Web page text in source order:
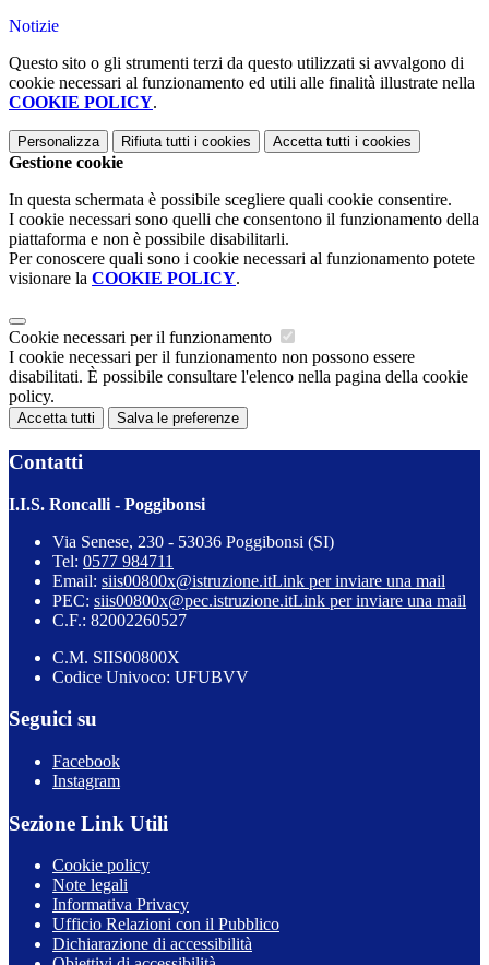
Notizie
Questo sito o gli strumenti terzi da questo utilizzati si avvalgono di
cookie necessari al funzionamento ed utili alle finalità illustrate nella
COOKIE POLICY.
Personalizza Rifiuta tutti i cookies Accetta tutti i cookies
Gestione cookie
In questa schermata è possibile scegliere quali cookie consentire.
I cookie necessari sono quelli che consentono il funzionamento della
piattaforma e non è possibile disabilitarli.
Per conoscere quali sono i cookie necessari al funzionamento potete
visionare la COOKIE POLICY.
Cookie necessari per il funzionamento
I cookie necessari per il funzionamento non possono essere
disabilitati. È possibile consultare l'elenco nella pagina della cookie
policy.
Accetta tutti Salva le preferenze
Contatti
I.I.S. Roncalli - Poggibonsi
Via Senese, 230 - 53036 Poggibonsi (SI)
Tel: 0577 984711
Email: siis00800x@istruzione.itLink per inviare una mail
PEC: siis00800x@pec.istruzione.itLink per inviare una mail
C.F.: 82002260527
C.M. SIIS00800X
Codice Univoco: UFUBVV
Seguici su
Facebook
Instagram
Sezione Link Utili
Cookie policy
Note legali
Informativa Privacy
Ufficio Relazioni con il Pubblico
Dichiarazione di accessibilità